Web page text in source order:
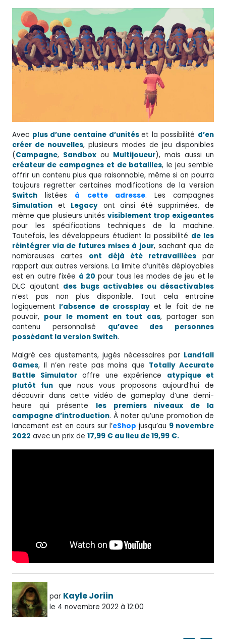
Avec plus d’une centaine d’unitéset la possibilité d’en
créer de nouvelles, plusieurs modes de jeu disponibles
(Campagne, Sandbox ou Multijoueur), mais aussi un
créateur de campagnes et de batailles, le jeu semble
offrir un contenu plus que raisonnable, même si on pourra
toujours regretter certaines modifications de la version
Switch listées à cette adresse. Les campagnes
Simulation et Legacy ont ainsi été supprimées, de
même que plusieurs unitésvisiblement trop exigeantes
pour les spécifications techniques de la machine.
Toutefois, les développeurs étudient la possibilité de les
réintégrer via de futures mises à jour, sachant que de
nombreuses cartes ont déjà été retravailléespar
rapport aux autres versions. La limite d’unités déployables
est en outre fixée à 20 pour tous les modes de jeu et le
DLC ajoutant des bugs activables ou désactivables
n’est pas non plus disponible. Tout cela entraine
logiquement l’absence de crossplayet le fait de ne
pouvoir, pour le moment en tout cas, partager son
contenu personnalisé qu’avec des personnes
possédant la version Switch.
Malgré ces ajustements, jugés nécessaires par Landfall
Games, Il n’en reste pas moins que Totally Accurate
Battle Simulatoroffre une expérience atypique et
plutôt fun que nous vous proposons aujourd’hui de
découvrir dans cette vidéo de gameplay d’une demi-
heure qui présente les premiers niveaux de la
campagne d’introduction. À noter qu’une promotion de
lancement est en cours sur l’eShop jusqu’au 9 novembre
2022 avec un prix de 17,99 € au lieu de 19,99 €.
par Kayle Joriin
le 4 novembre 2022 à 12:00